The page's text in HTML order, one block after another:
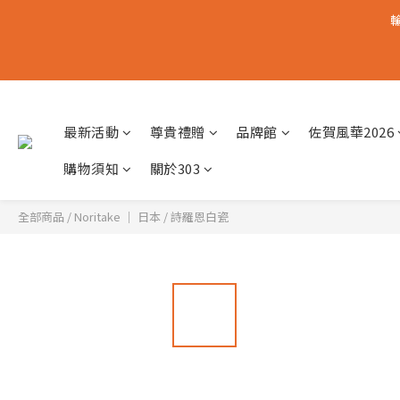
最新活動 尊貴禮贈 品牌館
佐賀風華2026
購物須知
關於303
全部商品 / Noritake │ 日本 /詩羅恩白瓷